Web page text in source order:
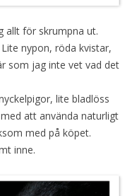
allt för skrumpna ut.
nypon, röda kvistar,
som jag inte vet vad det
lite bladlöss
att använda naturligt
med på köpet.
inne.